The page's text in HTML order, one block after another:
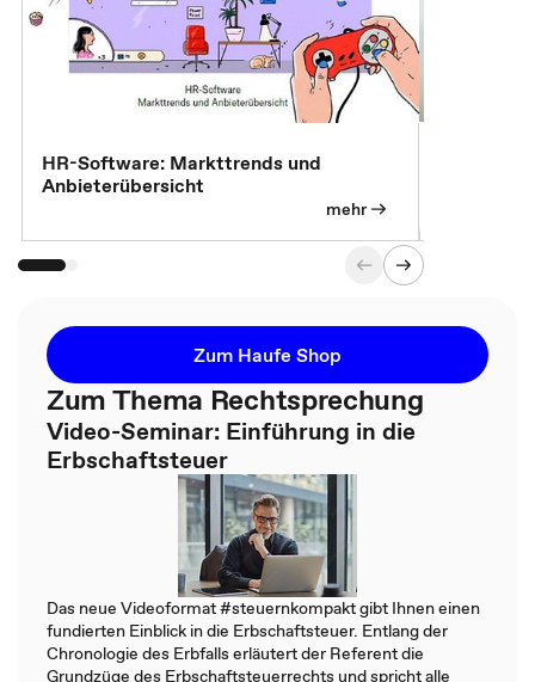
HR-Software: Markttrends und
Anbieterübersicht
mehr
Zum Haufe Shop
Zum Thema Rechtsprechung
Video-Seminar: Einführung in die
Erbschaftsteuer
Das neue Videoformat #steuernkompakt gibt Ihnen einen
fundierten Einblick in die Erbschaftsteuer. Entlang der
Chronologie des Erbfalls erläutert der Referent die
Grundzüge des Erbschaftsteuerrechts und spricht alle